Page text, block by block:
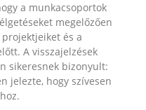
a munkacsoportok
megelőzően
és a
A visszajelzések
sikeresnek bizonyult:
jelezte, hogy szívesen